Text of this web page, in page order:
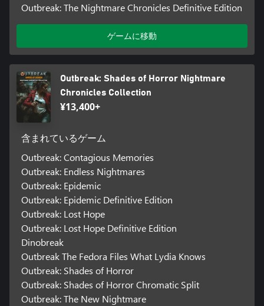
Outbreak: The Nightmare Chronicles Definitive Edition
ゲームに移動
Outbreak: Shades of Horror Nightmare
Chronicles Collection
¥13,400+
含まれているゲーム
Outbreak: Contagious Memories
Outbreak: Endless Nightmares
Outbreak: Epidemic
Outbreak: Epidemic Definitive Edition
Outbreak: Lost Hope
Outbreak: Lost Hope Definitive Edition
Dinobreak
Outbreak The Fedora Files What Lydia Knows
Outbreak: Shades of Horror
Outbreak: Shades of Horror Chromatic Split
Outbreak: The New Nightmare